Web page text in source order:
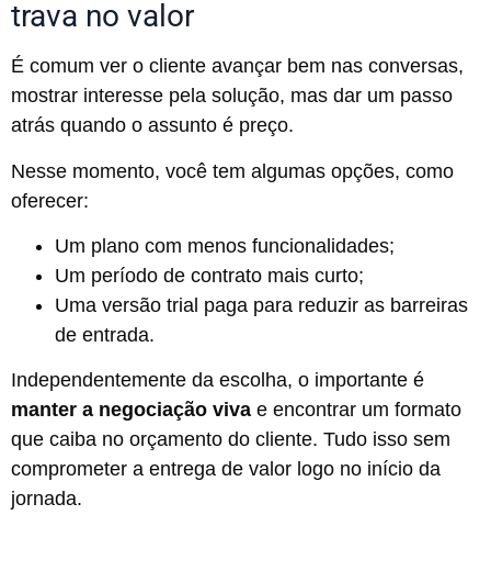
trava no valor
É comum ver o cliente avançar bem nas conversas,
mostrar interesse pela solução, mas dar um passo
atrás quando o assunto é preço.
Nesse momento, você tem algumas opções, como
oferecer:
Um plano com menos funcionalidades;
Um período de contrato mais curto;
Uma versão trial paga para reduzir as barreiras
de entrada.
Independentemente da escolha, o importante é
manter a negociação viva e encontrar um formato
que caiba no orçamento do cliente. Tudo isso sem
comprometer a entrega de valor logo no início da
jornada.